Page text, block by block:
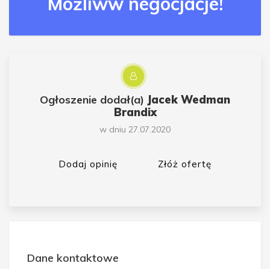
Ogłoszenie dodał(a) Jacek Wedman
Brandix
w dniu 27.07.2020
Dodaj opinię Złóż ofertę
Dane kontaktowe